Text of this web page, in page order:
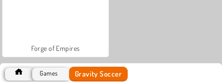
Forge of Empires
Games Gravity Soccer